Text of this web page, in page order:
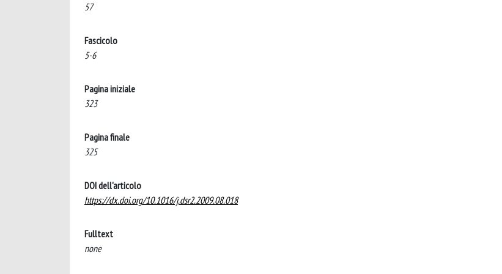
57
Fascicolo
5-6
Pagina iniziale
323
Pagina finale
325
DOI dell'articolo
https://dx.doi.org/10.1016/j.dsr2.2009.08.018
Fulltext
none